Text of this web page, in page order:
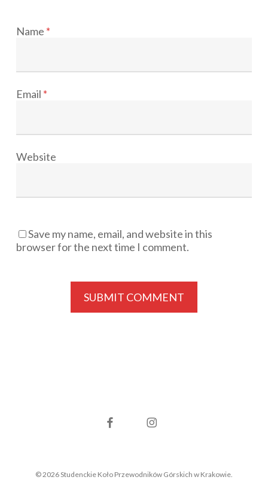
Name *
Email *
Website
Save my name, email, and website in this
browser for the next time I comment.
© 2026 Studenckie Koło Przewodników Górskich w Krakowie.